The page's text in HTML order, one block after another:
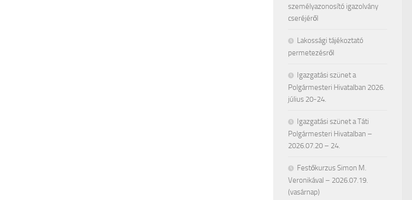
személyazonosító igazolvány
cseréjéről
Lakossági tájékoztató
permetezésről
Igazgatási szünet a
Polgármesteri Hivatalban 2026.
július 20-24.
Igazgatási szünet a Táti
Polgármesteri Hivatalban –
2026.07.20 – 24.
Festőkurzus Simon M.
Veronikával – 2026.07.19.
(vasárnap)